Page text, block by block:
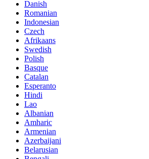
Danish
Romanian
Indonesian
Czech
Afrikaans
Swedish
Polish
Basque
Catalan
Esperanto
Hindi
Lao
Albanian
Amharic
Armenian
Azerbaijani
Belarusian